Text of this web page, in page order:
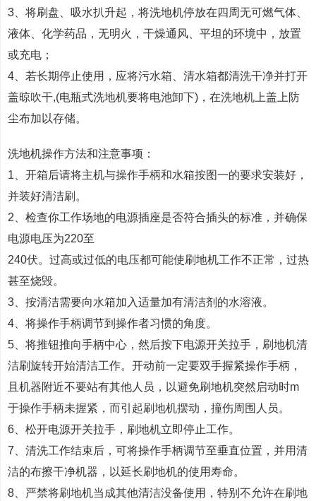
3、将刷盘、吸水扒升起，将洗地机停放在四周无可燃气体、
液体、化学药品，无明火，干燥通风、平坦的环境中，放置
或充电；
4、若长期停止使用，应将污水箱、清水箱都清洗干净并打开
盖晾吹干,(电瓶式洗地机要将电池卸下)，在洗地机上盖上防
尘布加以存储。
洗地机操作方法和注意事项：
1、开箱后请将主机与操作手柄和水箱按图一的要求安装好，
并装好清洁刷。
2、检查你工作场地的电源插座是否符合插头的标准，并确保
电源电压为220至
240伏。过高或过低的电压都可能使刷地机工作不正常，过热
甚至烧毁。
3、按清洁需要向水箱加入适量加有清洁剂的水溶液。
4、将操作手柄调节到操作者习惯的角度。
5、将推钮推向手柄中心，然后按下电源开关拉手，刷地机清
洁刷旋转开始清洁工作。开动前一定要双手握紧操作手柄，
且机器附近不要站有其他人员，以避免刷地机突然启动时m
于操作手柄未握紧，而引起刷地机摆动，撞伤周围人员。
6、松开电源开关拉手，刷地机立即停止工作。
7、清洗工作结束后，可将操作手柄调节至垂直位置，并用清
洁的布擦干净机器，以延长刷地机的使用寿命。
8、严禁将刷地机当成其他清洁没备使用，特别不允许在刷地